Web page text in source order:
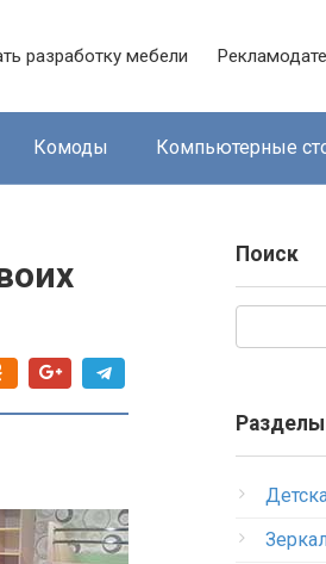
разработку мебели
Комоды Компьютерные
Поиск